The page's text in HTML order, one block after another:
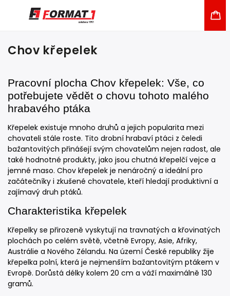
Chov křepelek
Pracovní plocha Chov křepelek: Vše, co
potřebujete vědět o chovu tohoto malého
hrabavého ptáka
Křepelek existuje mnoho druhů a jejich popularita mezi
chovateli stále roste. Tito drobní hrabaví ptáci z čeledi
bažantovitých přinášejí svým chovatelům nejen radost, ale
také hodnotné produkty, jako jsou chutná křepelčí vejce a
jemné maso. Chov křepelek je nenáročný a ideální pro
začátečníky i zkušené chovatele, kteří hledají produktivní a
zajímavý druh ptáků.
Charakteristika křepelek
Křepelky se přirozeně vyskytují na travnatých a křovinatých
plochách po celém světě, včetně Evropy, Asie, Afriky,
Austrálie a Nového Zélandu. Na území České republiky žije
křepelka polní, která je nejmenším bažantovitým ptákem v
Evropě. Dorůstá délky kolem 20 cm a váží maximálně 130
gramů.